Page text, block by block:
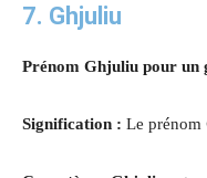
7. Ghjuliu
Prénom Ghjuliu pour un
Signification : Le prénom